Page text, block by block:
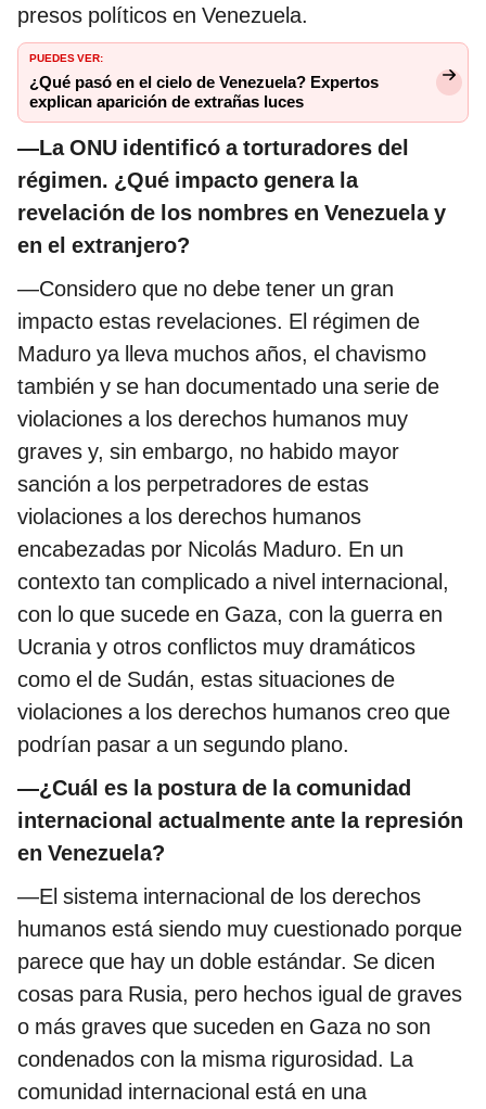
presos políticos en Venezuela.
PUEDES VER:
¿Qué pasó en el cielo de Venezuela? Expertos
explican aparición de extrañas luces
—La ONU identificó a torturadores del
régimen. ¿Qué impacto genera la
revelación de los nombres en Venezuela y
en el extranjero?
—Considero que no debe tener un gran
impacto estas revelaciones. El régimen de
Maduro ya lleva muchos años, el chavismo
también y se han documentado una serie de
violaciones a los derechos humanos muy
graves y, sin embargo, no habido mayor
sanción a los perpetradores de estas
violaciones a los derechos humanos
encabezadas por Nicolás Maduro. En un
contexto tan complicado a nivel internacional,
con lo que sucede en Gaza, con la guerra en
Ucrania y otros conflictos muy dramáticos
como el de Sudán, estas situaciones de
violaciones a los derechos humanos creo que
podrían pasar a un segundo plano.
—¿Cuál es la postura de la comunidad
internacional actualmente ante la represión
en Venezuela?
—El sistema internacional de los derechos
humanos está siendo muy cuestionado porque
parece que hay un doble estándar. Se dicen
cosas para Rusia, pero hechos igual de graves
o más graves que suceden en Gaza no son
condenados con la misma rigurosidad. La
comunidad internacional está en una